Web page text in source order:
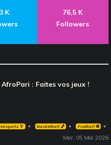
K
76,5 K
Followers
: Faites vos jeux !
🏅 Basketball 🏀 Football ⚽️
Mar, 05 Mai 2026